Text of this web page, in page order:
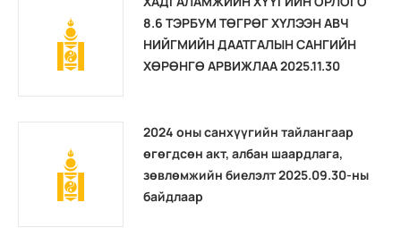
8.6 ТЭРБУМ ТӨГРӨГ ХҮЛЭЭН АВЧ
НИЙГМИЙН ДААТГАЛЫН САНГИЙН
ХӨРӨНГӨ АРВИЖЛАА 2025.11.30
2024 оны санхүүгийн тайлангаар
өгөгдсөн акт, албан шаардлага,
зөвлөмжийн биелэлт 2025.09.30-ны
байдлаар